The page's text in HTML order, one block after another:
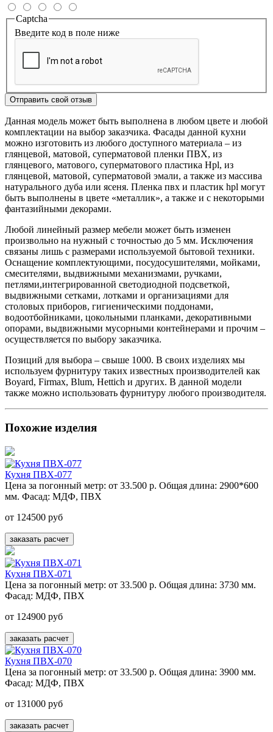
Captcha
Введите код в поле ниже
Отправить свой отзыв
Данная модель может быть выполнена в любом цвете и любой
комплектации на выбор заказчика. Фасады данной кухни
можно изготовить из любого доступного материала – из
глянцевой, матовой, суперматовой пленки ПВХ, из
глянцевого, матового, суперматового пластика Hpl, из
глянцевой, матовой, суперматовой эмали, а также из массива
натурального дуба или ясеня. Пленка пвх и пластик hpl могут
быть выполнены в цвете «металлик», а также и с некоторыми
фантазийными декорами.
Любой линейный размер мебели может быть изменен
произвольно на нужный с точностью до 5 мм. Исключения
связаны лишь с размерами используемой бытовой техники.
Оснащение комплектующими, посудосушителями, мойками,
смесителями, выдвижными механизмами, ручками,
петлями,интегрированной светодиодной подсветкой,
выдвижными сетками, лотками и организациями для
столовых приборов, гигиеническими поддонами,
водоотбойниками, цокольными планками, декоративными
опорами, выдвижными мусорными контейнерами и прочим –
осуществляется по выбору заказчика.
Позиций для выбора – свыше 1000. В своих изделиях мы
используем фурнитуру таких известных производителей как
Boyard, Firmax, Blum, Hettich и других. В данной модели
также можно использовать фурнитуру любого производителя.
Похожие изделия
Кухня ПВХ-077
Цена за погонный метр: от 33.500 р. Общая длина: 2900*600
мм. Фасад: МДФ, ПВХ
от 124500 руб
заказать расчет
Кухня ПВХ-071
Цена за погонный метр: от 33.500 р. Общая длина: 3730 мм.
Фасад: МДФ, ПВХ
от 124900 руб
заказать расчет
Кухня ПВХ-070
Цена за погонный метр: от 33.500 р. Общая длина: 3900 мм.
Фасад: МДФ, ПВХ
от 131000 руб
заказать расчет